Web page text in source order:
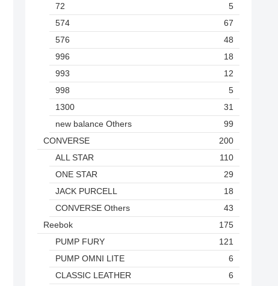
72
5
574
67
576
48
996
18
993
12
998
5
1300
31
new balance Others
99
CONVERSE
200
ALL STAR
110
ONE STAR
29
JACK PURCELL
18
CONVERSE Others
43
Reebok
175
PUMP FURY
121
PUMP OMNI LITE
6
CLASSIC LEATHER
6